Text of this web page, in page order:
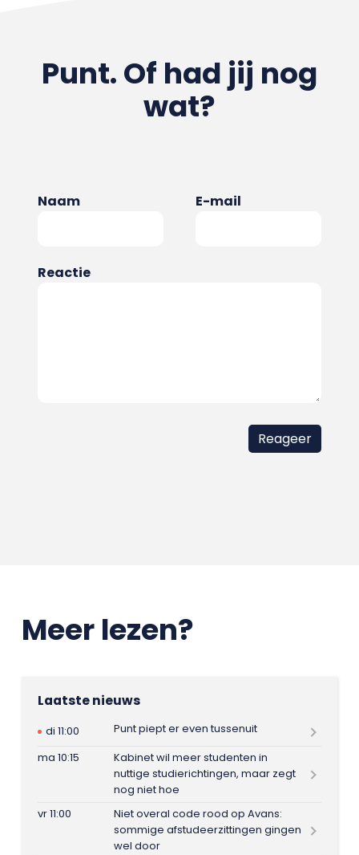
Punt. Of had jij nog
wat?
Naam E-mail
Reactie
Meer lezen?
Laatste nieuws
di 11:00
Punt piept er even tussenuit
ma 10:15
Kabinet wil meer studenten in
nuttige studierichtingen, maar zegt
nog niet hoe
vr 11:00
Niet overal code rood op Avans:
sommige afstudeerzittingen gingen
wel door